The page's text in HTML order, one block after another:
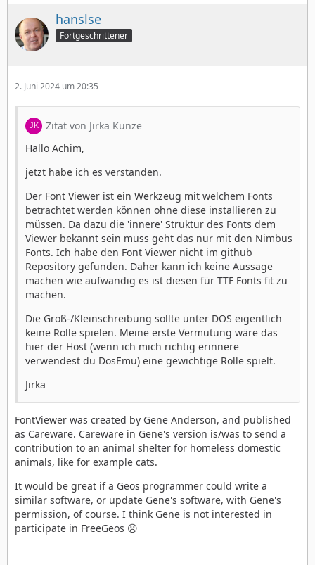
hanslse
Fortgeschrittener
2. Juni 2024 um 20:35
Zitat von Jirka Kunze
Hallo Achim,
jetzt habe ich es verstanden.
Der Font Viewer ist ein Werkzeug mit welchem Fonts
betrachtet werden können ohne diese installieren zu
müssen. Da dazu die 'innere' Struktur des Fonts dem
Viewer bekannt sein muss geht das nur mit den Nimbus
Fonts. Ich habe den Font Viewer nicht im github
Repository gefunden. Daher kann ich keine Aussage
machen wie aufwändig es ist diesen für TTF Fonts fit zu
machen.
Die Groß-/Kleinschreibung sollte unter DOS eigentlich
keine Rolle spielen. Meine erste Vermutung wäre das
hier der Host (wenn ich mich richtig erinnere
verwendest du DosEmu) eine gewichtige Rolle spielt.
Jirka
FontViewer was created by Gene Anderson, and published
as Careware. Careware in Gene's version is/was to send a
contribution to an animal shelter for homeless domestic
animals, like for example cats.
It would be great if a Geos programmer could write a
similar software, or update Gene's software, with Gene's
permission, of course. I think Gene is not interested in
participate in FreeGeos ☹️